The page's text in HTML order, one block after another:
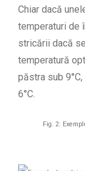
Chiar dacă
temperaturi de
stricării dacă
temperatură
păstra sub
6°C.
Fig. 2: